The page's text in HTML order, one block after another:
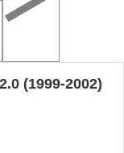
(1999-2002)